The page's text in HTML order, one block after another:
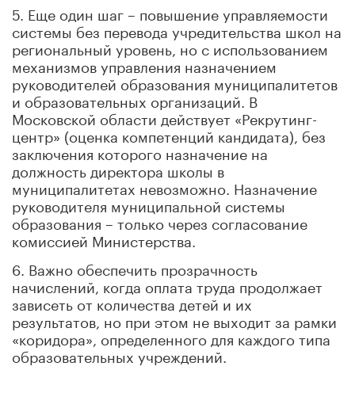
5. Еще один шаг – повышение управляемости
системы без перевода учредительства школ на
региональный уровень, но с использованием
механизмов управления назначением
руководителей образования муниципалитетов
и образовательных организаций. В
Московской области действует «Рекрутинг-
центр» (оценка компетенций кандидата), без
заключения которого назначение на
должность директора школы в
муниципалитетах невозможно. Назначение
руководителя муниципальной системы
образования – только через согласование
комиссией Министерства.
6. Важно обеспечить прозрачность
начислений, когда оплата труда продолжает
зависеть от количества детей и их
результатов, но при этом не выходит за рамки
«коридора», определенного для каждого типа
образовательных учреждений.